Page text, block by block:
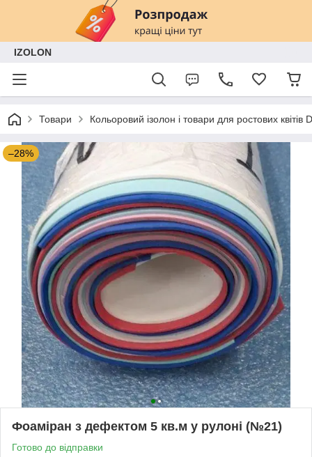
IZOLON
Товари Кольоровий ізолон і товари для ростових квітів
–28%
Фоаміран з дефектом 5 кв.м у рулоні (№21)
Готово до відправки